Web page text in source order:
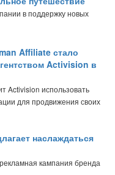
в поддержку новых
Affiliate стало
Activision в
Activision использовать
для продвижения своих
наслаждаться
кампания бренда